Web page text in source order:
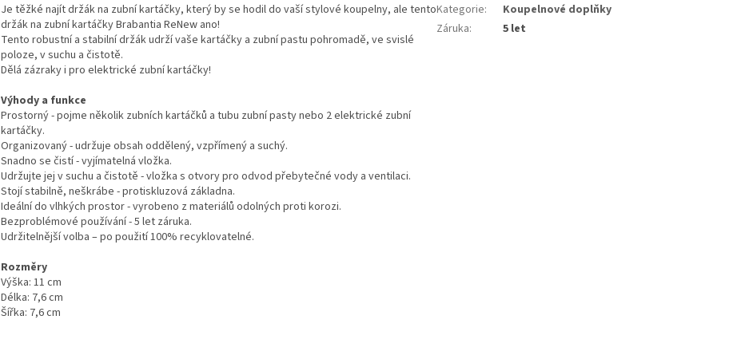
Je těžké najít držák na zubní kartáčky, který by se hodil do vaší stylové koupelny, ale tento
držák na zubní kartáčky Brabantia ReNew ano!
Tento robustní a stabilní držák udrží vaše kartáčky a zubní pastu pohromadě, ve svislé
poloze, v suchu a čistotě.
Dělá zázraky i pro elektrické zubní kartáčky!
Výhody a funkce
Prostorný - pojme několik zubních kartáčků a tubu zubní pasty nebo 2 elektrické zubní
kartáčky.
Organizovaný - udržuje obsah oddělený, vzpřímený a suchý.
Snadno se čistí - vyjímatelná vložka.
Udržujte jej v suchu a čistotě - vložka s otvory pro odvod přebytečné vody a ventilaci.
Stojí stabilně, neškrábe - protiskluzová základna.
Ideální do vlhkých prostor - vyrobeno z materiálů odolných proti korozi.
Bezproblémové používání - 5 let záruka.
Udržitelnější volba – po použití 100% recyklovatelné.
Rozměry
Výška: 11 cm
Délka: 7,6 cm
Šířka: 7,6 cm
Kategorie:
Koupelnové doplňky
Záruka: 5 let